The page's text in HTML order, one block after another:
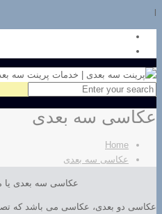
عکاسی سه بعدی
Home
عکاسی سه بعدی
عکاسی سه بعدی یا
عکاسی دو بعدی، عکاسی می باشد که